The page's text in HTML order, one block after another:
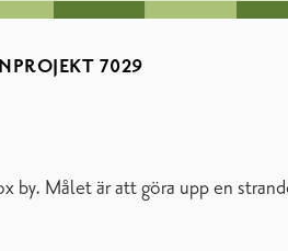
7029
by. Målet är att göra upp en